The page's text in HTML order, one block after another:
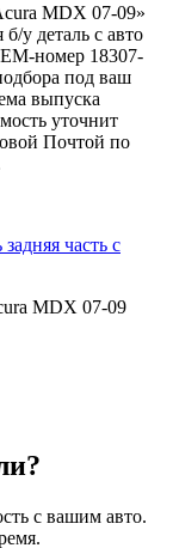
MDX 07-09»
у деталь с авто
номер 18307-
под ваш
выпуска
уточнит
Почтой по
часть с
MDX 07-09
с вашим авто.